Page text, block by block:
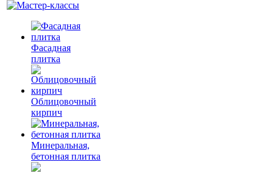
Фасадная
плитка
Облицовочный
кирпич
Минеральная,
бетонная плитка